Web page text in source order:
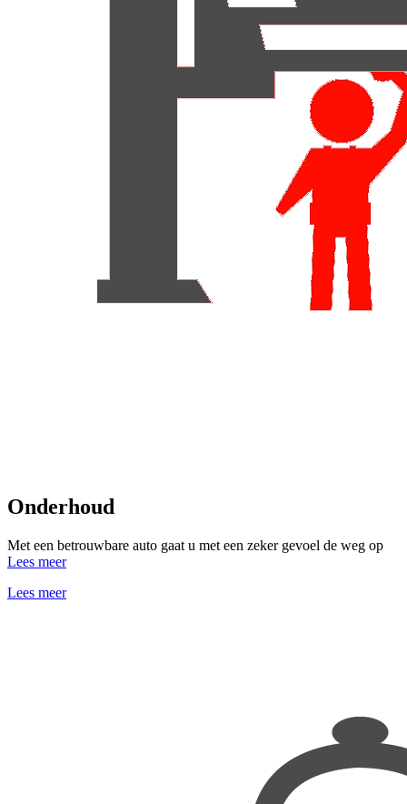
Onderhoud
Met een betrouwbare auto gaat u met een zeker gevoel de weg op
Lees meer
Lees meer